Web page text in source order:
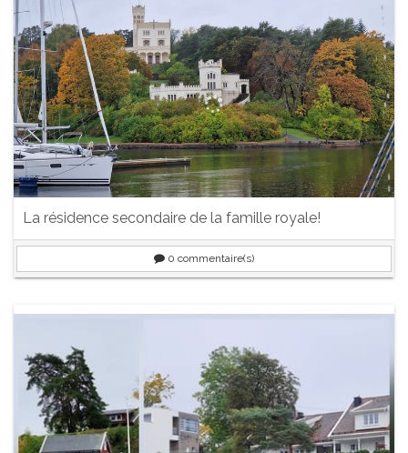
La résidence secondaire de la famille royale!
0 commentaire(s)